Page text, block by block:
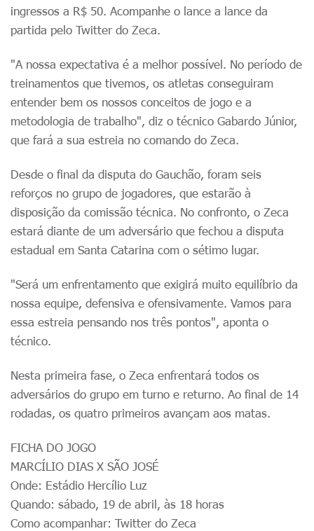
ingressos a R$ 50. Acompanhe o lance a lance da
partida pelo Twitter do Zeca.
"A nossa expectativa é a melhor possível. No período de
treinamentos que tivemos, os atletas conseguiram
entender bem os nossos conceitos de jogo e a
metodologia de trabalho", diz o técnico Gabardo Júnior,
que fará a sua estreia no comando do Zeca.
Desde o final da disputa do Gauchão, foram seis
reforços no grupo de jogadores, que estarão à
disposição da comissão técnica. No confronto, o Zeca
estará diante de um adversário que fechou a disputa
estadual em Santa Catarina com o sétimo lugar.
"Será um enfrentamento que exigirá muito equilíbrio da
nossa equipe, defensiva e ofensivamente. Vamos para
essa estreia pensando nos três pontos", aponta o
técnico.
Nesta primeira fase, o Zeca enfrentará todos os
adversários do grupo em turno e returno. Ao final de 14
rodadas, os quatro primeiros avançam aos matas.
FICHA DO JOGO
MARCÍLIO DIAS X SÃO JOSÉ
Onde: Estádio Hercílio Luz
Quando: sábado, 19 de abril, às 18 horas
Como acompanhar: Twitter do Zeca